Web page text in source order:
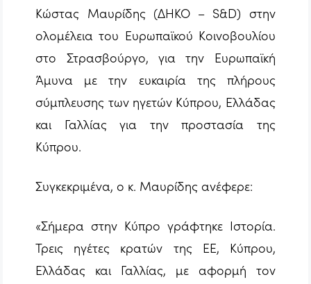
Κώστας Μαυρίδης (ΔΗΚΟ – S&D) στην
ολομέλεια του Ευρωπαϊκού Κοινοβουλίου
στο Στρασβούργο, για την Ευρωπαϊκή
Άμυνα με την ευκαιρία της πλήρους
σύμπλευσης των ηγετών Κύπρου, Ελλάδας
και Γαλλίας για την προστασία της
Κύπρου.
Συγκεκριμένα, ο κ. Μαυρίδης ανέφερε:
«Σήμερα στην Κύπρο γράφτηκε Ιστορία.
Τρεις ηγέτες κρατών της ΕΕ, Κύπρου,
Ελλάδας και Γαλλίας, με αφορμή τον